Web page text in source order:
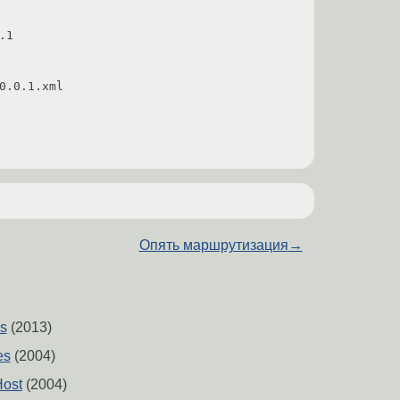
Опять маршрутизация →
(2013)
(2004)
(2004)